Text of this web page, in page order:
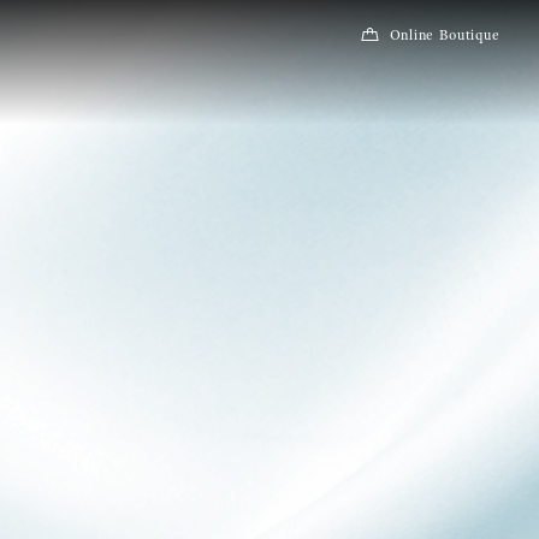
Online Boutique